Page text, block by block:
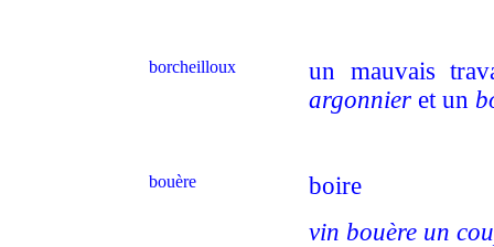
borcheilloux
un mauvais
argonnier et un
bouère
boire
vin bouère un